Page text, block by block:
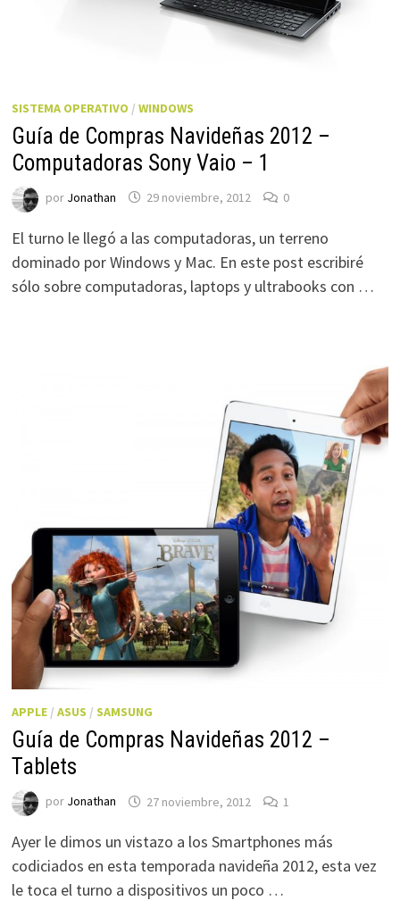
SISTEMA OPERATIVO / WINDOWS
Guía de Compras Navideñas 2012 –
Computadoras Sony Vaio – 1
por Jonathan 29 noviembre, 2012 0
El turno le llegó a las computadoras, un terreno
dominado por Windows y Mac. En este post escribiré
sólo sobre computadoras, laptops y ultrabooks con …
APPLE/ ASUS / SAMSUNG
Guía de Compras Navideñas 2012 –
Tablets
por Jonathan 27 noviembre, 2012 1
Ayer le dimos un vistazo a los Smartphones más
codiciados en esta temporada navideña 2012, esta vez
le toca el turno a dispositivos un poco …